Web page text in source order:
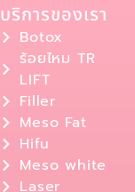
บริการของเรา
Botox
ร้อยไหม TR
LIFT
Filler
Meso Fat
Hifu
Meso white
Laser